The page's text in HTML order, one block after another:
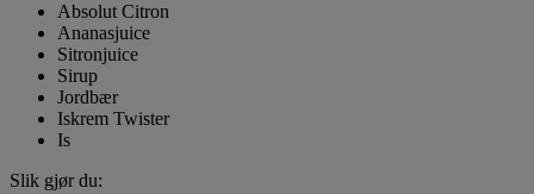
Absolut Citron
Ananasjuice
Sitronjuice
Sirup
Jordbær
Iskrem Twister
Is
Slik gjør du: